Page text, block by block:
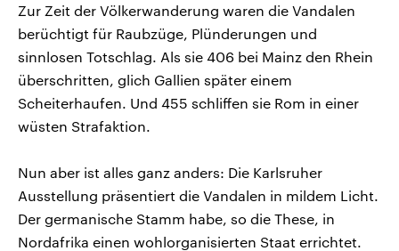
Zur Zeit der Völkerwanderung waren die Vandalen
berüchtigt für Raubzüge, Plünderungen und
sinnlosen Totschlag. Als sie 406 bei Mainz den Rhein
überschritten, glich Gallien später einem
Scheiterhaufen. Und 455 schliffen sie Rom in einer
wüsten Strafaktion.
Nun aber ist alles ganz anders: Die Karlsruher
Ausstellung präsentiert die Vandalen in mildem Licht.
Der germanische Stamm habe, so die These, in
Nordafrika einen wohlorganisierten Staat errichtet.